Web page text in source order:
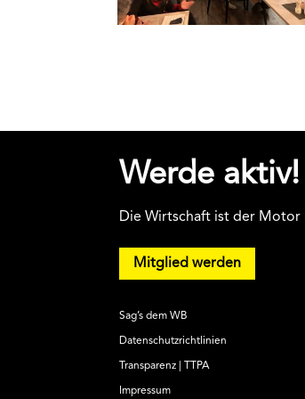
Werde aktiv!
Die Wirtschaft ist der Motor
Mitglied werden
Sag’s dem WB
Datenschutzrichtlinien
Transparenz | TTPA
Impressum